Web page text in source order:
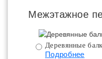
Межэтажное
Деревянные
Подробнее